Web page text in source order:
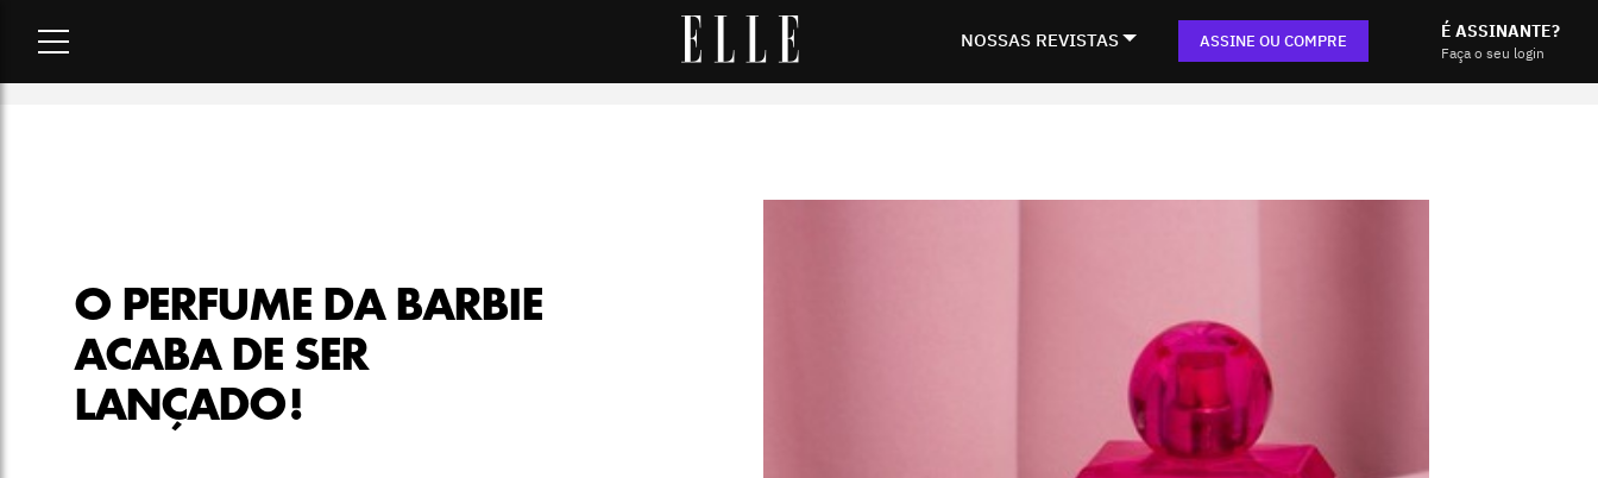
NOSSAS REVISTAS ASSINE OU COMPRE É ASSINANTE?
Faça o seu login
O PERFUME DA BARBIE
ACABA DE SER
LANÇADO!